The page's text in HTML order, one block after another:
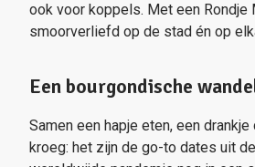
ook voor koppels. Met een Rondje
smoorverliefd op de stad én op
Een bourgondische
Samen een hapje eten, een
kroeg: het zijn de go-to dates uit